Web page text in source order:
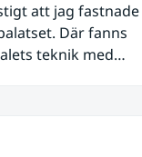
att jag fastnade
Där fanns
teknik med